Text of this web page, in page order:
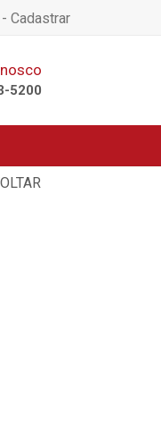
Cadastrar
5200